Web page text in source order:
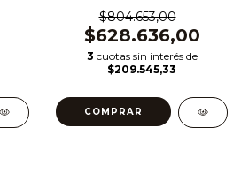
$804.653,00
$628.636,00
3 cuotas sin interés de
$209.545,33